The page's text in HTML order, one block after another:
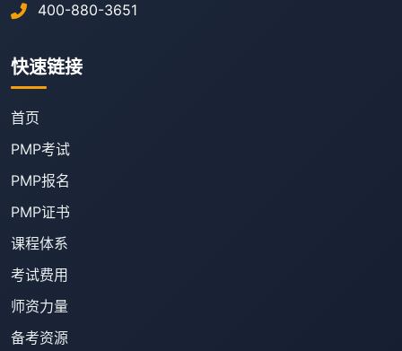
400-880-3651
快速链接
首页
PMP考试
PMP报名
PMP证书
课程体系
考试费用
师资力量
备考资源